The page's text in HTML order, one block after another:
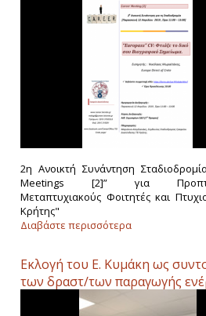
2η Ανοικτή Συνάντηση
Meetings [2]” για
Μεταπτυχιακούς Φοιτητές και
Κρήτης"
Διαβάστε περισσότερα
Εκλογή του Ε. Κυμάκη ως
των δραστ/των παραγωγής
στη πλατφόρμα Γραφενίου.